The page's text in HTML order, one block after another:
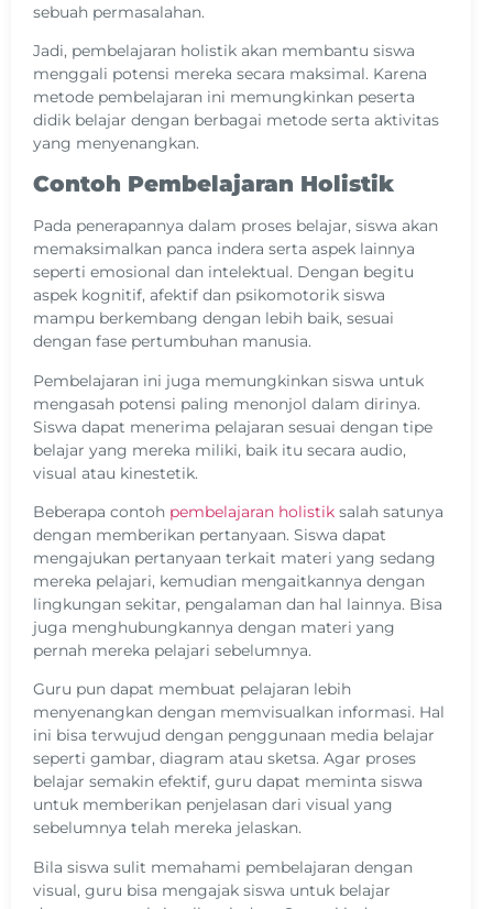
sebuah permasalahan.
Jadi, pembelajaran holistik akan membantu siswa
menggali potensi mereka secara maksimal. Karena
metode pembelajaran ini memungkinkan peserta
didik belajar dengan berbagai metode serta aktivitas
yang menyenangkan.
Contoh Pembelajaran Holistik
Pada penerapannya dalam proses belajar, siswa akan
memaksimalkan panca indera serta aspek lainnya
seperti emosional dan intelektual. Dengan begitu
aspek kognitif, afektif dan psikomotorik siswa
mampu berkembang dengan lebih baik, sesuai
dengan fase pertumbuhan manusia.
Pembelajaran ini juga memungkinkan siswa untuk
mengasah potensi paling menonjol dalam dirinya.
Siswa dapat menerima pelajaran sesuai dengan tipe
belajar yang mereka miliki, baik itu secara audio,
visual atau kinestetik.
Beberapa contoh pembelajaran holistik salah satunya
dengan memberikan pertanyaan. Siswa dapat
mengajukan pertanyaan terkait materi yang sedang
mereka pelajari, kemudian mengaitkannya dengan
lingkungan sekitar, pengalaman dan hal lainnya. Bisa
juga menghubungkannya dengan materi yang
pernah mereka pelajari sebelumnya.
Guru pun dapat membuat pelajaran lebih
menyenangkan dengan memvisualkan informasi. Hal
ini bisa terwujud dengan penggunaan media belajar
seperti gambar, diagram atau sketsa. Agar proses
belajar semakin efektif, guru dapat meminta siswa
untuk memberikan penjelasan dari visual yang
sebelumnya telah mereka jelaskan.
Bila siswa sulit memahami pembelajaran dengan
visual, guru bisa mengajak siswa untuk belajar